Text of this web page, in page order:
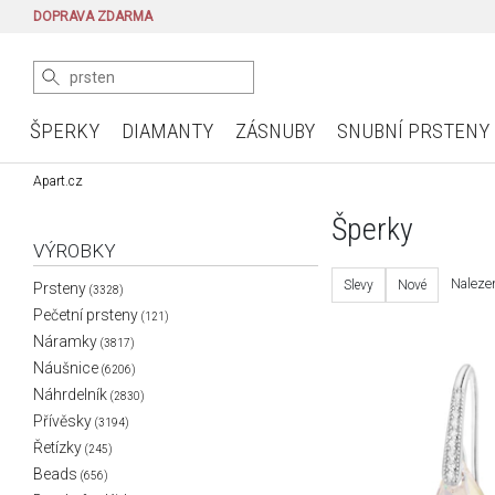
DOPRAVA ZDARMA
ŠPERKY DIAMANTY ZÁSNUBY SNUBNÍ PRSTENY
Apart.cz
VÝROBKY
Prsteny (3328)
Pečetní prsteny (121)
Náramky (3817)
Náušnice (6206)
Náhrdelník (2830)
Přívěsky (3194)
Řetízky (245)
Beads (656)
Šperky
Slevy Nové